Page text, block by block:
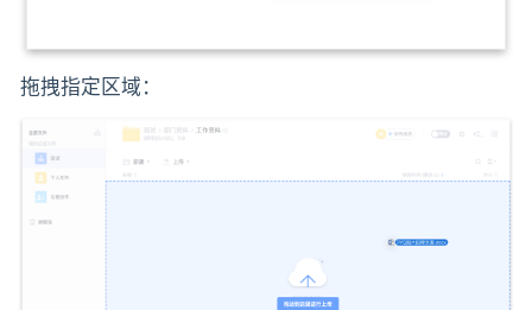
拖拽指定区域：